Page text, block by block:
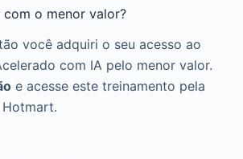
com o menor valor?
você adquiri o seu acesso ao
com IA pelo menor valor.
e acesse este treinamento pela